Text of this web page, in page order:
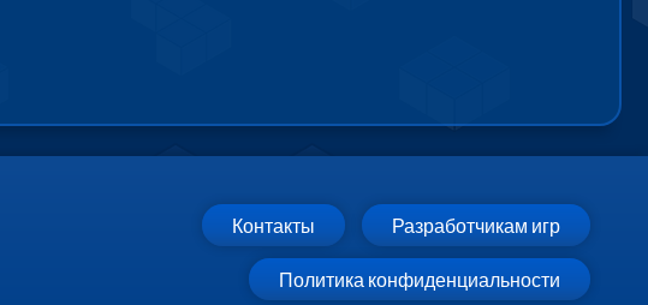
Контакты Разработчикам игр
Политика конфиденциальности